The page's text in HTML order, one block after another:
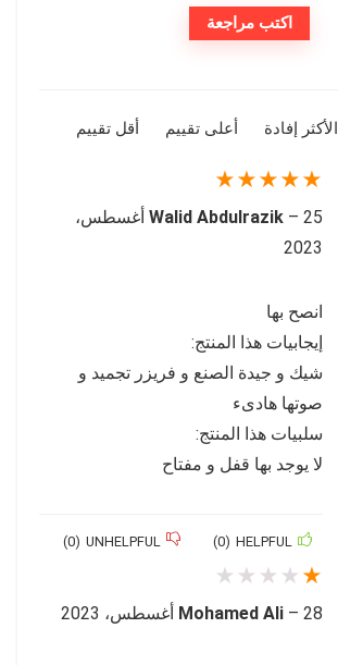
اكتب مراجعة
الأكثر إفادة أعلى تقييم أقل تقييم
★
★
★
★
★
Walid Abdulrazik –
25 أغسطس،
2023
انصح بها
إيجابيات هذا المنتج:
شيك و جيدة الصنع و فريزر تجميد و
صوتها هادىء
سلبيات هذا المنتج:
لا يوجد بها قفل و مفتاح
HELPFUL
(
0
)
UNHELPFUL
(
0
)
★
★
★
★
★
Mohamed Ali – 28 أغسطس، 2023